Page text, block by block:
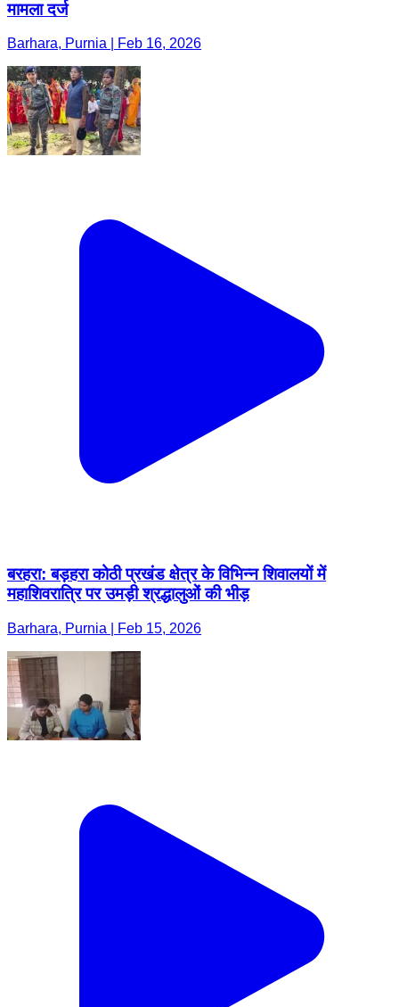
मामला दर्ज
Barhara, Purnia | Feb 16, 2026
बरहरा: बड़हरा कोठी प्रखंड क्षेत्र के विभिन्न शिवालयों में
महाशिवरात्रि पर उमड़ी श्रद्धालुओं की भीड़
Barhara, Purnia | Feb 15, 2026